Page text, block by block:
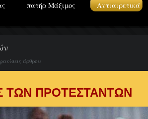
πατήρ Μάξιμος Αντιαιρετικά
άρθρου
ΤΩΝ ΠΡΟΤΕΣΤΑΝΤΩΝ